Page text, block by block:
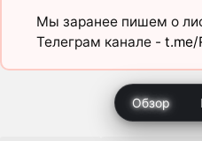
Мы заранее пишем о
Телеграм канале - t.me/
Обзор